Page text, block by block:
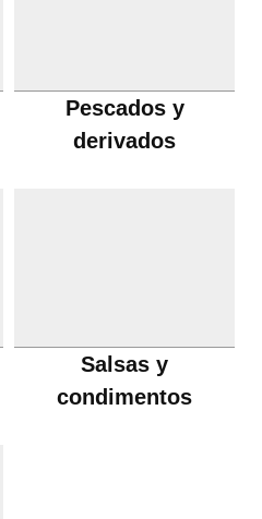
Pescados y
derivados
Salsas y
condimentos